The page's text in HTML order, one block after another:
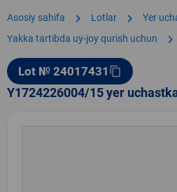
Asosiy sahifa chevron_right Lotlar chevron_right Yer
Yakka tartibda uy-joy qurish uchun chevron_right
Lot № 24017431 content_copy
Y1724226004/15 yer